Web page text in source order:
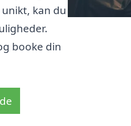
kan du
booke din